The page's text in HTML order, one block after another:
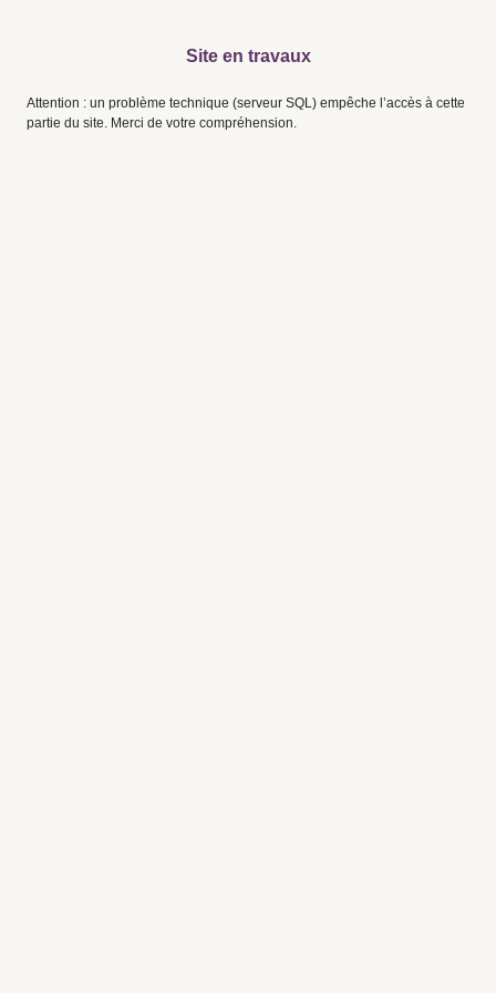
Site en travaux
Attention : un problème technique (serveur SQL) empêche l’accès à cette
partie du site. Merci de votre compréhension.